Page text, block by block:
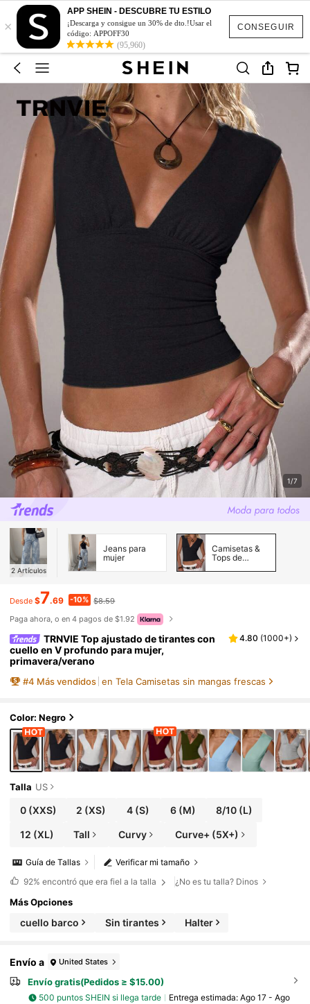
CONSEGUIR
×
APP SHEIN - DESCUBRE TU ESTILO
¡Descarga y consigue un 30% de dto.!Usar el
código: APPOFF30
(95,960)
1/7
2 Artículos
Jeans para
mujer
Camisetas &
Tops de
Mujer
Desde $7.69 -10% $8.59
Paga ahora, o en 4 pagos de $1.92
TRNVIE Top ajustado de tirantes con
cuello en V profundo para mujer,
primavera/verano
4.80 (1000+)
#4 Más vendidos en Tela Camisetas sin mangas frescas
Color: Negro
Talla US
0(XXS) 2 (XS) 4 (S) 6 (M) 8/10 (L)
12 (XL) Tall Curvy Curve+ (5X+)
Verificar mi tamaño
Guía de Tallas
92% encontró que era fiel a la talla ¿No es tu talla? Dinos
Más Opciones
cuello barco Sin tirantes Halter
Envío a United States
Envío gratis(Pedidos ≥ $15.00)
500 puntos SHEIN si llega tarde Entrega estimada: Ago 17 - Ago